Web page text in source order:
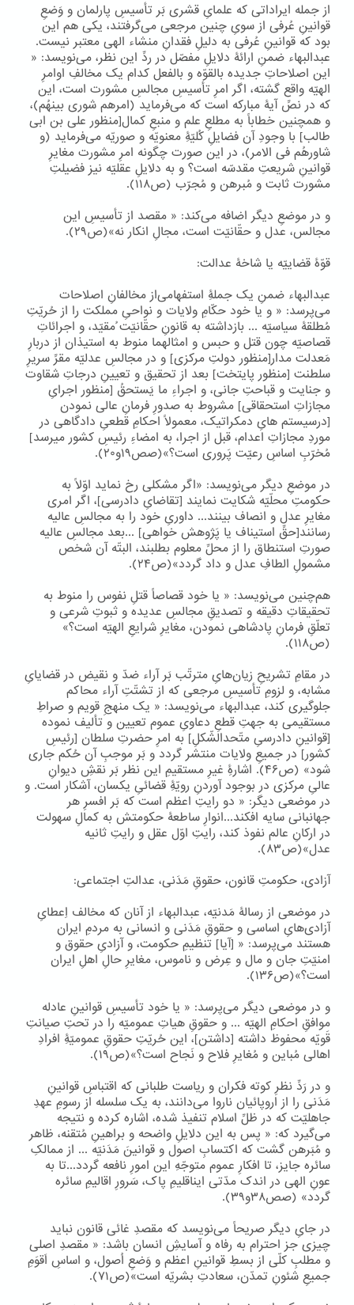
از جمله ایراداتی که علمایِ قشری بَر تأسیسِ پارلمان و وَضعِ
قوانینِ عُرفی از سویِ چنین مرجعی می‌گرفتند، یکی هم این
بود که قوانینِ عُرفی به دلیلِ فقدانِ منشاء الهی معتبر نیست.
عبدالبهاء ضمنِ ارائۀ دلایلِ مفصّل در ردِّ این نظر، می‌نویسد: «
این اصلاحاتِ جدیده بالقوّه و بالفعل کدام یک مخالفِ اوامرِ
الهیّه واقع گشته، اگر امرِ تأسیسِ مجالسِ مشورت است، این
که در نصِّ آیۀ مبارکه است که می‌فرماید (امرهم شوری بینهُم)،
و همچنین خطاباً به مطلعِ علم و منبعِ کمال[منظور علی بن ابی
طالب] با وجودِ آن فضایلِ کُلیّۀِ معنویّه و صوریّه می‌فرماید (و
شاورهُم فی الامر)، در این صورت چگونه امرِ مشورت مغایرِ
قوانینِ شریعتِ مقدسّه است؟ و به دلایلِ عقلیّه نیز فضیلتِ
مشورت ثابت و مُبرهن و مُجرّب (ص۱۱۸).
و در موضعِ دیگر اضافه می‌کند: « مقصد از تأسیسِ این
مجالس، عدل و حقّانیّت است، مجالِ انکار نه»(ص۲۹).
قوّۀ قضاییّه یا شاخۀ عدالت:
عبدالبهاء ضمنِ یک جملۀِ استفهامی‌از مخالفانِ اصلاحات
می‌پرسد: « و یا خود حکّامِ ولایات و نواحیِ مملکت را از حُریّتِ
مُطلقۀ سیاسیّه ... بازداشته به قانونِ حقّانیّت ُمقیّد، و اجرائاتِ
قصاصیّه چون قتل و حبس و امثالهما منوط به استیذان از دربارِ
مَعدلت مدار[منظور دولتِ مرکزی] و در مجالسِ عدلیّه مقرِّ سریرِ
سلطنت [منظور پایتخت] بعد از تحقیق و تعیینِ درجاتِ شقاوت
و جنایت و قباحتِ جانی، و اجراءِ ما یَستحقُ [منظور اجرایِ
مجازاتِ استحقاقی] مشروط به صدورِ فرمانِ عالی نمودن
[درسیستم هایِ دمکراتیک، معمولاً احکامِ قطعیِ دادگاهی در
موردِ مجازاتِ اعدام، قبل از اجرا، به امضاءِ رئیسِ کشور میرسد]
مُخرّبِ اساسِ رعیّت پَروری است؟»(صص۱۹و۲۰).
در موضعِ دیگر می‌نویسد: «اگر مشکلی رخ نماید اوّلاً به
حکومتِ محلّیّه شکایت نمایند [تقاضایِ دادرسی]، اگر امری
مغایرِ عدل و انصاف بینند... داوریِ خود را به مجالسِ عالیه
رسانند[حقِّ استیناف یا پَژوهش خواهی] ...بعد مجالسِ عالیه
صورتِ استنطاق را از محلِّ معلوم بطلبند، البتّه آن شخص
مشمولِ الطافِ عدل و داد گردد»(ص۲۴).
هم‌چنین می‌نویسد: « یا خود قصاصاً قتلِ نفوس را منوط به
تحقیقاتِ دقیقه و تصدیقِ مجالسِ عدیده و ثبوتِ شرعی و
تعلّقِ فرمانِ پادشاهی نمودن، مغایرِ شرایعِ الهیّه است؟»
(ص۱۱۸).
در مقامِ تشریحِ زیان‌هایِ مترتّب بَر آراء ضدّ و نقیض در قضایایِ
مشابه، و لزومِ تأسیسِ مرجعی که از تشتّتِ آراء محاکم
جلوگیری کند، عبدالبهاء می‌نویسد: « یک منهجِ قویم و صراطِ
مستقیمی به جهتِ قطعِ دعاویِ عموم تعیین و تألیف نموده
[قوانینِ دادرسیِ متّحدالشّکلِ] به امرِ حضرتِ سلطان [رئیسِ
کشور] در جمیعِ ولایات منتشر گردد و بَر موجبِ آن حُکم جاری
شود» (ص۴۶). اشارۀِ غیرِ مستقیمِ این نظر بَر نقشِ دیوانِ
عالیِ مرکزی در بوجود آوردنِ رویّۀِ قضائیِ یکسان، آشکار است. و
در موضعی دیگر: « دو رایتِ اعظم است که بَر افسرِ هر
جهانبانی سایه افکند...انوارِ ساطعۀ حکومتش به کمالِ سهولت
در ارکانِ عالم نفوذ کند، رایتِ اوّل عقل و رایتِ ثانیه
عدل»(ص۸۳).
آزادی، حکومتِ قانون، حقوقِ مَدَنی، عدالتِ اجتماعی:
در موضعی از رسالۀ مَدنیّه، عبدالبهاء از آنان که مخالف اِعطایِ
آزادی‌هایِ اساسی و حقوقِ مَدَنی و انسانی به مردمِ ایران
هستند می‌پرسد: « [آیا] تنظیمِ حکومت، و آزادیِ حقوق و
امنیّتِ جان و مال و عِرض و ناموس، مغایرِ حالِ اهلِ ایران
است؟»(ص۱۳۶).
و در موضعی دیگر می‌پرسد: « یا خود تأسیسِ قوانینِ عادله
موافقِ احکامِ الهیّه ... و حقوقِ هیاتِ عمومیّه را در تحتِ صیانتِ
قَویّه محفوظ داشته [داشتن]، این حُریّتِ حقوقِ عمومیّۀِ افرادِ
اهالی مُباین و مُغایرِ فلاح و نَجاح است؟»(ص۱۹).
و در رَدِّ نظرِ کوته فکران و ریاست طلبانی که اقتباسِ قوانینِ
مَدَنی را از اروپائیان ناروا می‌دانند، به یک سلسله از رسومِ عهدِ
جاهلیّت که در ظلِّ اسلام تنفیذ شده، اشاره کرده و نتیجه
می‌گیرد که: « پس به این دلایلِ واضحه و براهینِ مُتقنه، ظاهر
و مُبَرهن گشت که اکتسابِ اصول و قوانینَ مَدَنیّه ... از ممالکِ
سائره جایز، تا افکارِ عموم متوجّهِ این امورِ نافعه گردد...تا به
عونِ الهی در اندک مدّتی ایناقلیمِ پاک، سَرورِ اقالیمِ سائره
گردد» (صص۳۸و۳۹).
در جایِ دیگر صریحاً می‌نویسد که مقصدِ غائی قانون نباید
چیزی جز احترام به رفاه و آسایشِ انسان باشد: « مقصدِ اصلی
و مطلبِ کلّی از بسطِ قوانینِ اعظم و وَضعِ اُصول، و اساسِ اَقوَمِ
جمیعِ شئونِ تمدّن، سعادتِ بشریّه است»(ص۷۱).